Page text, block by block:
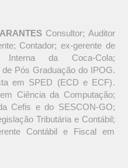
Consultor; Auditor
Contador; ex-gerente de
Interna da Coca-Cola;
de Pós Graduação do IPOG.
em SPED (ECD e ECF).
Ciência da Computação;
Cefis e do SESCON-GO;
Tributária e Contábil;
Contábil e Fiscal em